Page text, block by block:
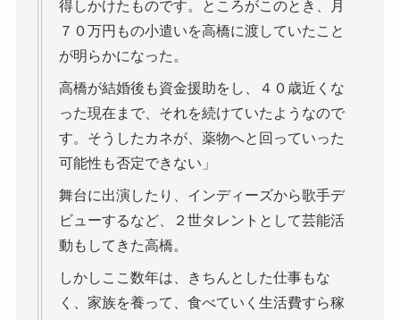
得しかけたものです。ところがこのとき、月
７０万円もの小遣いを高橋に渡していたこと
が明らかになった。
高橋が結婚後も資金援助をし、４０歳近くな
った現在まで、それを続けていたようなので
す。そうしたカネが、薬物へと回っていった
可能性も否定できない」
舞台に出演したり、インディーズから歌手デ
ビューするなど、２世タレントとして芸能活
動もしてきた高橋。
しかしここ数年は、きちんとした仕事もな
く、家族を養って、食べていく生活費すら稼